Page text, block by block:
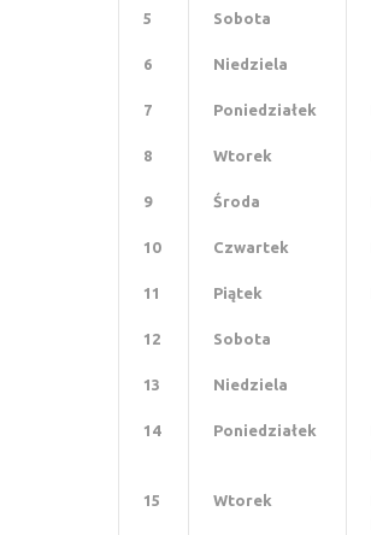
5 Sobota
6 Niedziela
7 Poniedziałek
8 Wtorek
9 Środa
10 Czwartek
11 Piątek
12 Sobota
13 Niedziela
14 Poniedziałek
15 Wtorek